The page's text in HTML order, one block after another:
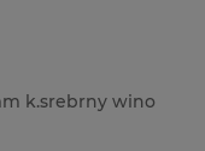
k.srebrny wino